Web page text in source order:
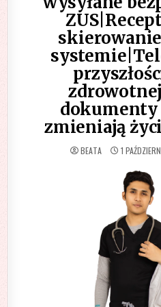
dokumenty
zmieniają
BEATA 1